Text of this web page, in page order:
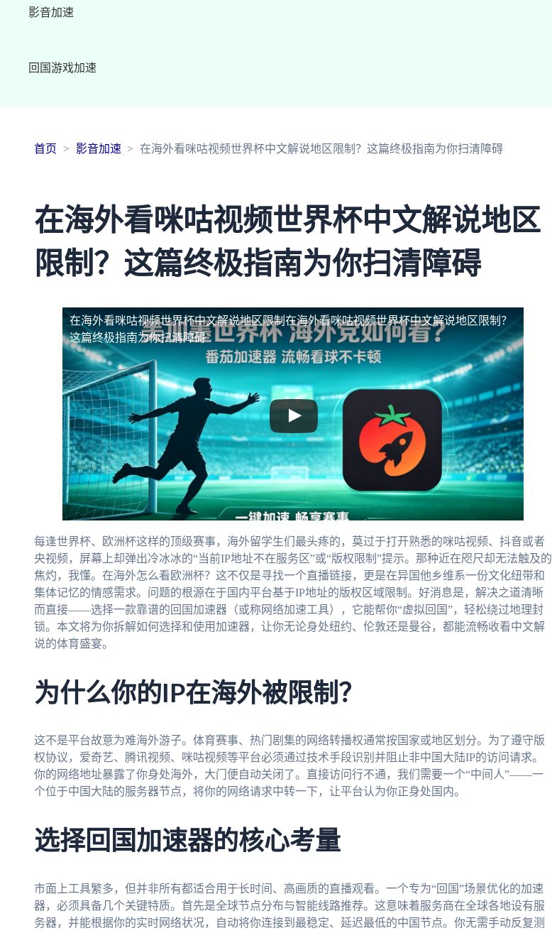
影音加速
回国游戏加速
首页 影音加速 在海外看咪咕视频世界杯中文解说地区限制？这篇终极指南为你扫清障碍
在海外看咪咕视频世界杯中文解说地区
限制？这篇终极指南为你扫清障碍
在海外看咪咕视频世界杯中文解说地区限制 在海外看咪咕视频世界杯中文解说地区限制？
这篇终极指南为你扫清障碍
每逢世界杯、欧洲杯这样的顶级赛事，海外留学生们最头疼的，莫过于打开熟悉的咪咕视频、抖音或者
央视频，屏幕上却弹出冷冰冰的“当前IP地址不在服务区”或“版权限制”提示。那种近在咫尺却无法触及的
焦灼，我懂。在海外怎么看欧洲杯？这不仅是寻找一个直播链接，更是在异国他乡维系一份文化纽带和
集体记忆的情感需求。问题的根源在于国内平台基于IP地址的版权区域限制。好消息是，解决之道清晰
而直接——选择一款靠谱的回国加速器（或称网络加速工具），它能帮你“虚拟回国”，轻松绕过地理封
锁。本文将为你拆解如何选择和使用加速器，让你无论身处纽约、伦敦还是曼谷，都能流畅收看中文解
说的体育盛宴。
为什么你的IP在海外被限制？
这不是平台故意为难海外游子。体育赛事、热门剧集的网络转播权通常按国家或地区划分。为了遵守版
权协议，爱奇艺、腾讯视频、咪咕视频等平台必须通过技术手段识别并阻止非中国大陆IP的访问请求。
你的网络地址暴露了你身处海外，大门便自动关闭了。直接访问行不通，我们需要一个“中间人”——一
个位于中国大陆的服务器节点，将你的网络请求中转一下，让平台认为你正身处国内。
选择回国加速器的核心考量
市面上工具繁多，但并非所有都适合用于长时间、高画质的直播观看。一个专为“回国”场景优化的加速
器，必须具备几个关键特质。首先是全球节点分布与智能线路推荐。这意味着服务商在全球各地设有服
务器，并能根据你的实时网络状况，自动将你连接到最稳定、延迟最低的中国节点。你无需手动反复测